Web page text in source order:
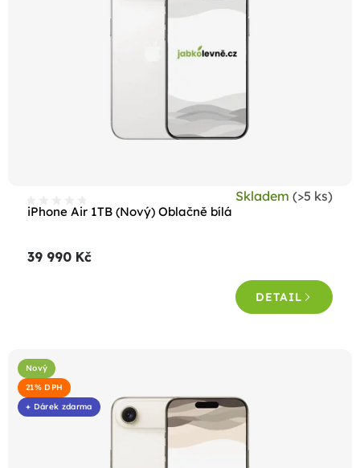
iPhone Air 1TB (Nový) Oblačně bílá
Skladem (>5 ks)
39 990 Kč
DETAIL
Nový
21% DPH
+ Dárek zdarma